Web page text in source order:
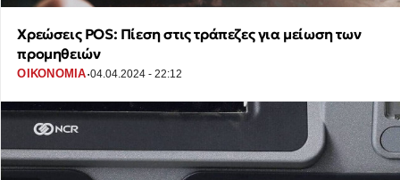
Χρεώσεις POS: Πίεση στις τράπεζες για μείωση των
προμηθειών
ΟΙΚΟΝΟΜΙΑ·04.04.2024 - 22:12